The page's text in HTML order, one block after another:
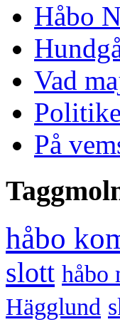
Håbo
Vad
På
håbo
slott håbo
Hägglund